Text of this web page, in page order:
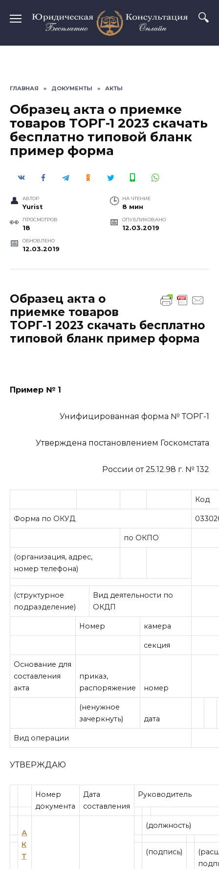
содержанию
ГЛАВНАЯ » ДОКУМЕНТЫ » АКТЫ
Образец акта о приемке
товаров ТОРГ-1 2023 скачать
бесплатно типовой бланк
пример форма
АВТОР
Yurist
НА ЧТЕНИЕ
8 мин
ПРОСМОТРОВ
18
ОПУБЛИКОВАНО
12.03.2019
ОБНОВЛЕНО
12.03.2019
Образец акта о
приемке товаров
ТОРГ-1 2023 скачать бесплатно
типовой бланк пример форма
Пример № 1
Унифицированная форма № ТОРГ-1
Утверждена постановлением Госкомстата
России от 25.12.98 г. № 132
Код
Форма по ОКУД
по ОКПО
(организация, адрес,
номер телефона)
(структурное
подразделение)
Вид деятельности по
ОКДП
Номер камера
секция
Основание для
составления
акта
приказ,
распоряжение
номер
(ненужное
зачеркнуть)
дата
Вид операции
УТВЕРЖДАЮ
Номер
документа
Дата
составления
Руководитель
А
К
Т
(должность)
(подпись)